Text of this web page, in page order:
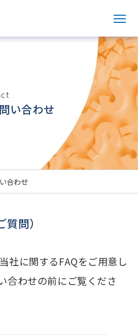
サ
い合わせ
合わせ
問）
社に関するFAQをご用意し
合わせの前にご覧くださ